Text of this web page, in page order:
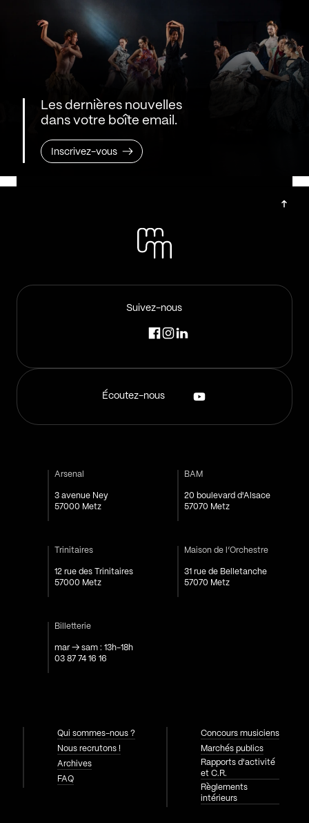
Les dernières nouvelles
dans votre boîte email.
Inscrivez-vous
Suivez-nous
Écoutez-nous
Arsenal
3 avenue Ney
57000 Metz
BAM
20 boulevard d'Alsace
57070 Metz
Trinitaires
12 rue des Trinitaires
57000 Metz
Maison de l’Orchestre
31 rue de Belletanche
57070 Metz
Billetterie
mar → sam : 13h-18h
03 87 74 16 16
Qui sommes-nous ?
Nous recrutons !
Archives
FAQ
Concours musiciens
Marchés publics
Rapports d'activité
et C.R.
Règlements
intérieurs